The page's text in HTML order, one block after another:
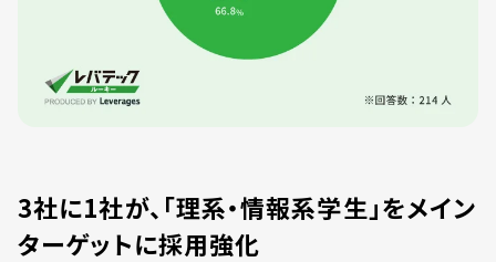
3社に1社が、「理系・情報系学生」をメイン
ターゲットに採用強化